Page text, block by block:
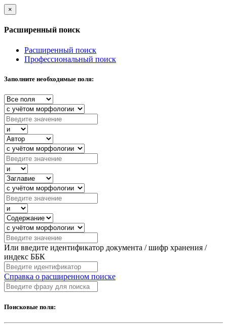
×
Расширенный поиск
Расширенный поиск
Профессиональный поиск
Заполните необходимые поля:
Или введите идентификатор документа / шифр хранения /
индекс ББК
Справка о расширенном поиске
Поисковые поля: